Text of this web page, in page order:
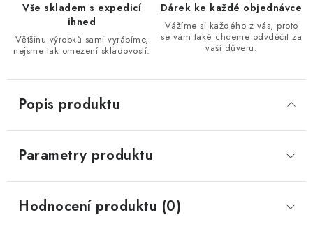
Vše skladem s expedicí
ihned
Většinu výrobků sami vyrábíme,
nejsme tak omezení skladovostí.
Dárek ke každé objednávce
Vážíme si každého z vás, proto
se vám také chceme odvděčit za
vaší důveru.
Popis produktu
Parametry produktu
Hodnocení produktu (0)